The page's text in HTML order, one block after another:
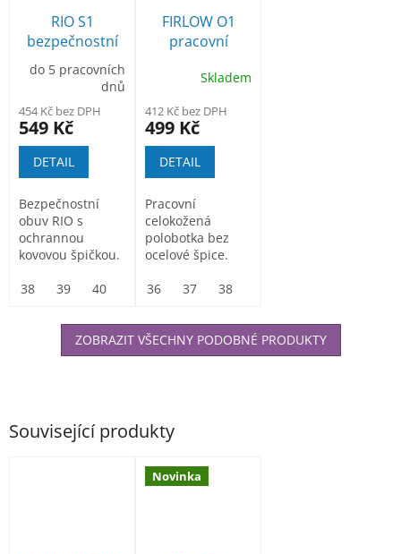
Související produkty
Novinka
RIO S1
bezpečnostní
polobotka
do 5 pracovních
dnů
454 Kč bez DPH
549 Kč
DETAIL
Bezpečnostní
obuv RIO s
ochrannou
kovovou špičkou.
vyroben z
38 39 40
FIRLOW O1
pracovní
ocelové špice
Skladem
412 Kč bez DPH
499 Kč
DETAIL
Pracovní
celokožená
polobotka bez
ocelové špice.
useň. Podešev:
36 37 38
ZOBRAZIT VŠECHNY PODOBNÉ PRODUKTY